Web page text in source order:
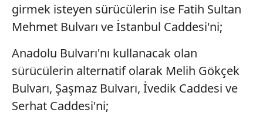
girmek isteyen sürücülerin ise Fatih Sultan
Mehmet Bulvarı ve İstanbul Caddesi'ni;
Anadolu Bulvarı'nı kullanacak olan
sürücülerin alternatif olarak Melih Gökçek
Bulvarı, Şaşmaz Bulvarı, İvedik Caddesi ve
Serhat Caddesi'ni;